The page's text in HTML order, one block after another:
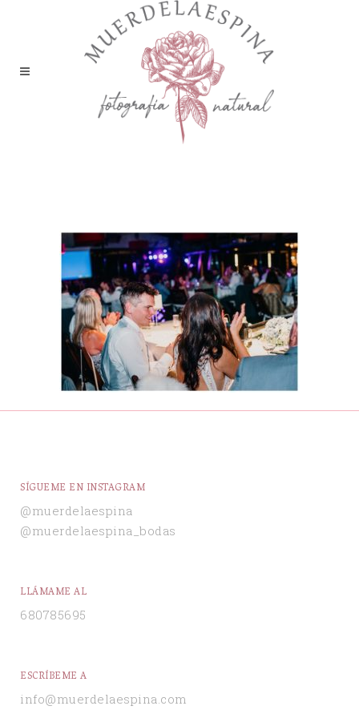
SÍGUEME EN INSTAGRAM
@muerdelaespina
@muerdelaespina_bodas
LLÁMAME AL
680785695
ESCRÍBEME A
info@muerdelaespina.com